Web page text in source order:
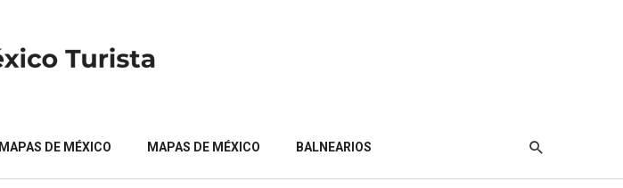
MAPAS DE MÉXICO MAPAS DE MÉXICO BALNEARIOS